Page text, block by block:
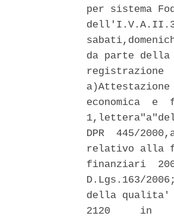
per sistema
da parte della
registrazione
economica  e
DPR  445/
relativo alla
finanziari
D.Lgs.163/
della qualita'
2120     in